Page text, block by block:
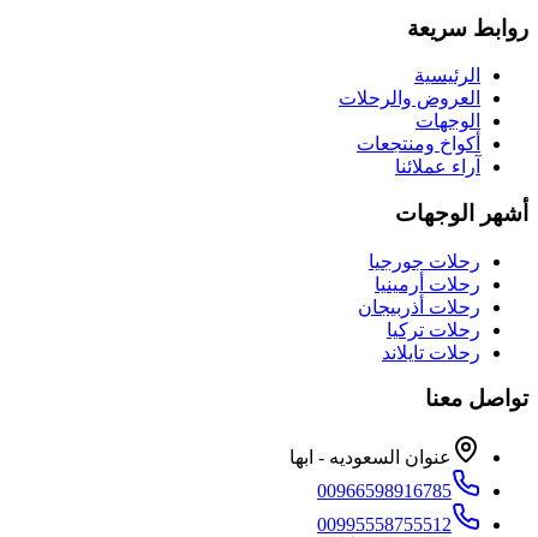
روابط سريعة
الرئيسية
العروض والرحلات
الوجهات
أكواخ ومنتجعات
آراء عملائنا
أشهر الوجهات
رحلات جورجيا
رحلات أرمينيا
رحلات أذربيجان
رحلات تركيا
رحلات تايلاند
تواصل معنا
عنوان السعوديه - ابها
00966598916785
00995558755512